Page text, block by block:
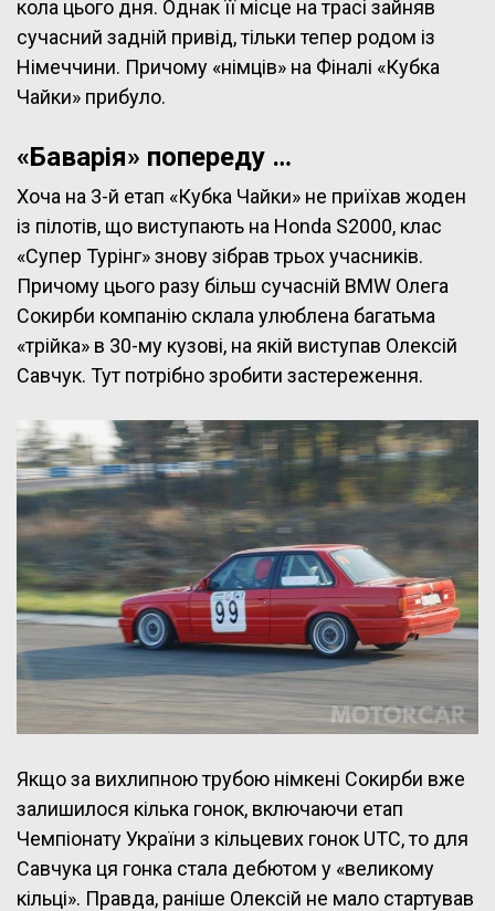
кола цього дня. Однак її місце на трасі зайняв
сучасний задній привід, тільки тепер родом із
Німеччини. Причому «німців» на Фіналі «Кубка
Чайки» прибуло.
«Баварія» попереду …
Хоча на 3-й етап «Кубка Чайки» не приїхав жоден
із пілотів, що виступають на Honda S2000, клас
«Супер Турінг» знову зібрав трьох учасників.
Причому цього разу більш сучасній BMW Олега
Сокирби компанію склала улюблена багатьма
«трійка» в 30-му кузові, на якій виступав Олексій
Савчук. Тут потрібно зробити застереження.
Якщо за вихлипною трубою німкені Сокирби вже
залишилося кілька гонок, включаючи етап
Чемпіонату України з кільцевих гонок UTC, то для
Савчука ця гонка стала дебютом у «великому
кільці». Правда, раніше Олексій не мало стартував